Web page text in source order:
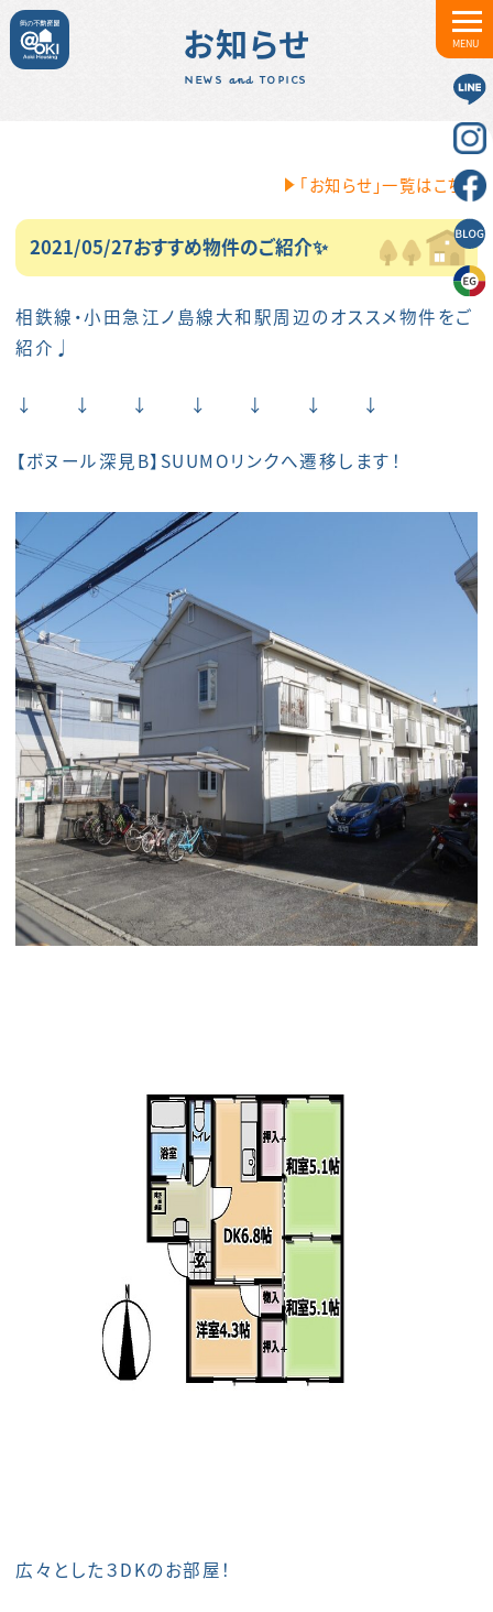
MENU
お知らせ
NEWS and TOPICS
「お知らせ」一覧はこちら
2021/05/27おすすめ物件のご紹介✨
相鉄線・小田急江ノ島線大和駅周辺のオススメ物件をご
紹介♩
↓ ↓ ↓ ↓ ↓ ↓ ↓
【ボヌール深見B】SUUMOリンクへ遷移します！
広々とした３DKのお部屋！